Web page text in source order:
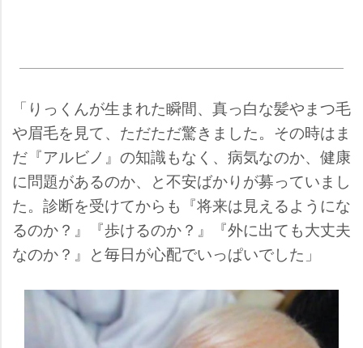
「りっくんが生まれた瞬間、真っ白な髪やまつ毛
眉毛を見て、ただただ驚きました。その時はま
だ『アルビノ』の知識もなく、病気なのか、健康
に問題があるのか、と不安ばかりが募っていまし
た。診断を受けてからも『将来は見えるようにな
るのか？』『歩けるのか？』『外に出ても大丈夫
なのか？』と毎日が心配でいっぱいでした」